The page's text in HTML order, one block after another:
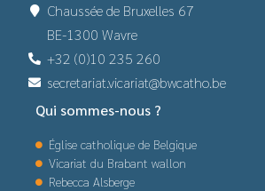
Chaussée de Bruxelles 67
BE-1300 Wavre
+32 (0)10 235 260
secretariat.vicariat@bwcatho.be
Qui sommes-nous ?
Église catholique de Belgique
Vicariat du Brabant wallon
Rebecca Alsberge